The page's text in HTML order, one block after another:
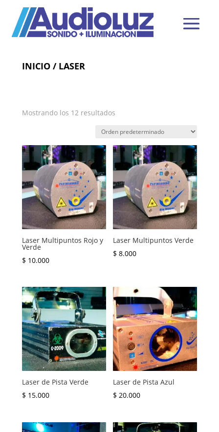
INICIO/ LASER
Mostrando los 12 resultados
Laser Multipuntos Rojo y
Verde
$ 10.000
Laser Multipuntos Verde
$ 8.000
Laser de Pista Verde
$ 15.000
Laser de Pista Azul
$ 20.000